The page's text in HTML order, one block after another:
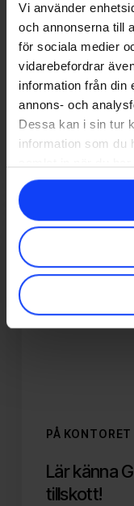
Vi använder
och annonserna till
för sociala medier
vidarebefordrar
information från din
annons- och
Dessa kan i sin tur
information som du
Med nya
kollegor!
Under 2022 hade
till Glory Days,
2023-01-25
PÅ KONTORET
känna
Glory
Days
7
senaste
tillskott!
Lär känna
tillskott!